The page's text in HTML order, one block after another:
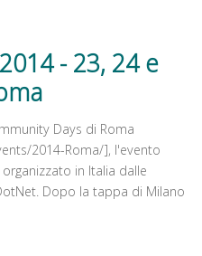
- 23, 24 e
Days di Roma
2014-Roma/], l'evento
in Italia dalle
Dopo la tappa di Milano